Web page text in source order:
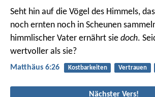
Seht hin auf die Vögel des Himmels,
noch ernten noch in Scheunen
himmlischer Vater ernährt sie doch.
wertvoller als sie?
Matthäus 6:26 Kostbarkeiten Vertrauen
Nächster Vers!